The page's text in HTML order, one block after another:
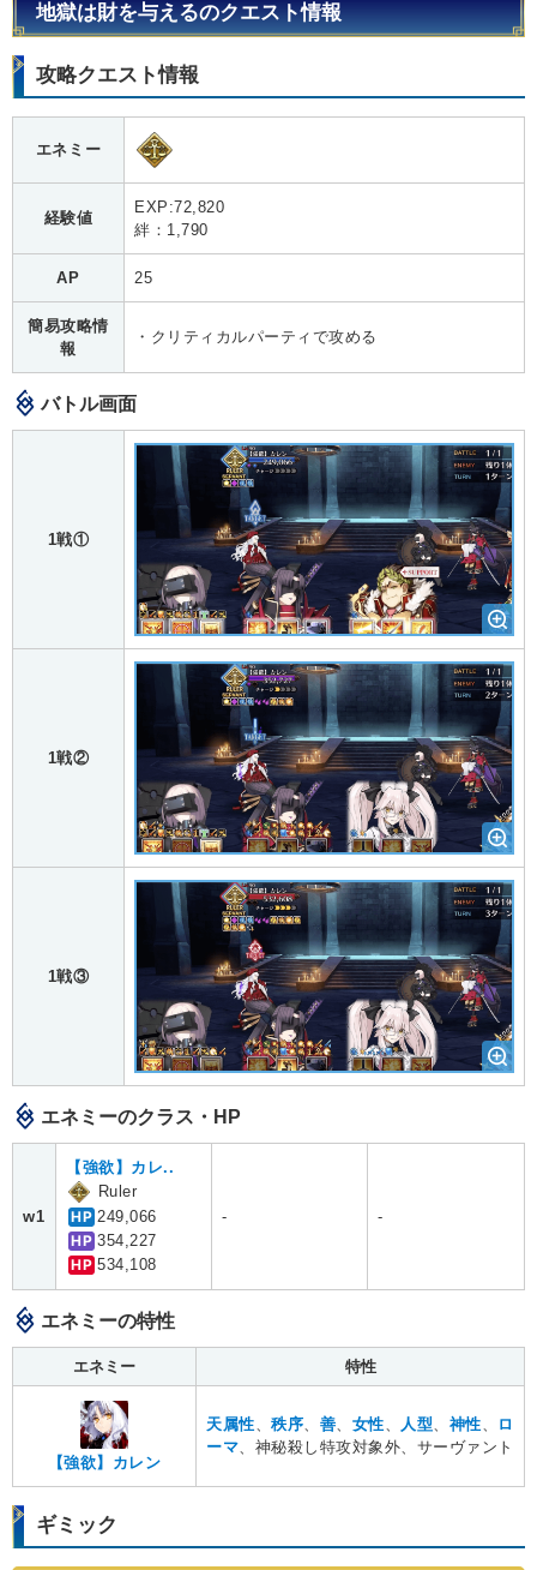
地獄は財を与えるのクエスト情報
攻略クエスト情報
エネミー
経験値
EXP:72,820
絆：1,790
AP 25
簡易攻略情
報
・クリティカルパーティで攻める
バトル画面
1戦①
1戦②
1戦③
エネミーのクラス・HP
w1
【強欲】カレ..
Ruler
HP 249,066
HP 354,227
HP 534,108
- -
エネミーの特性
エネミー 特性
【強欲】カレン
天属性、秩序、 善、 女性、 人型、 神性、
ロ
ーマ、神秘殺し特攻対象外、サーヴァント
ギミック